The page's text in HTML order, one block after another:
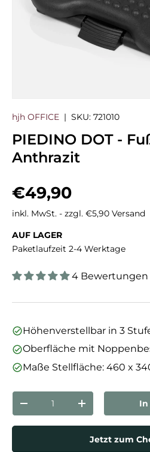
hjh OFFICE | SKU: 721010
PIEDINO DOT -
Anthrazit
Normaler Preis
€49,90
inkl. MwSt. - zzgl. €5,90 Versand
AUF LAGER
Paketlaufzeit 2-4 Werktage
4 Bewertungen
Höhenverstellbar in 3
Oberfläche mit
Maße Stellfläche: 460 x
Anzahl
Menge verringernMenge
Jetzt zum